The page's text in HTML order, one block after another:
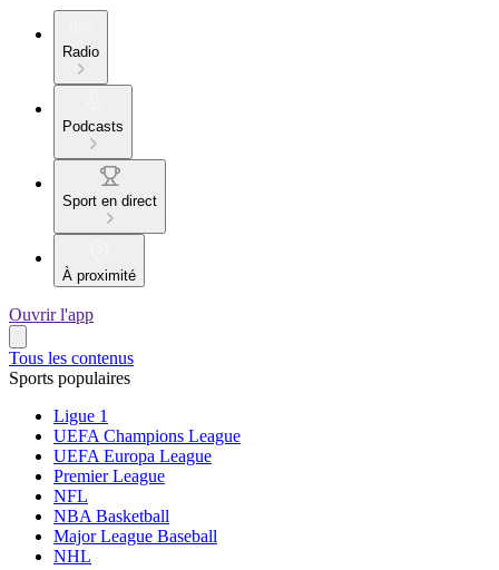
Radio
Podcasts
Sport en direct
À proximité
Ouvrir l'app
Tous les contenus
Sports populaires
Ligue 1
UEFA Champions League
UEFA Europa League
Premier League
NFL
NBA Basketball
Major League Baseball
NHL